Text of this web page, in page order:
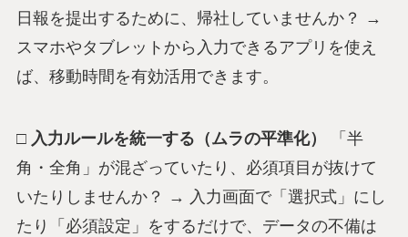
日報を提出するために、帰社していませんか？ →
スマホやタブレットから入力できるアプリを使え
ば、移動時間を有効活用できます。
□ 入力ルールを統一する（ムラの平準化）
「半
角・全角」が混ざっていたり、必須項目が抜けて
いたりしませんか？ → 入力画面で「選択式」にし
たり「必須設定」をするだけで、データの不備は